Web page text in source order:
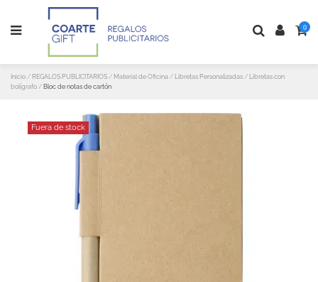
0
Inicio REGALOS PUBLICITARIOS Material de Oficina Libretas Personalizadas
Libretas con
bolígrafo
Bloc de notas de cartón
Fuera de stock